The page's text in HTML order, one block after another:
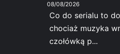
08/08/2026
Co do serialu to
chociaż muzyka
czołówką p...